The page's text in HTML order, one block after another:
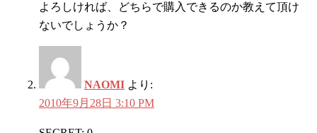
よろしければ、どちらで購入できるのか教えて頂け
ないでしょうか？
NAOMI より:
2010年9月28日 3:10 PM